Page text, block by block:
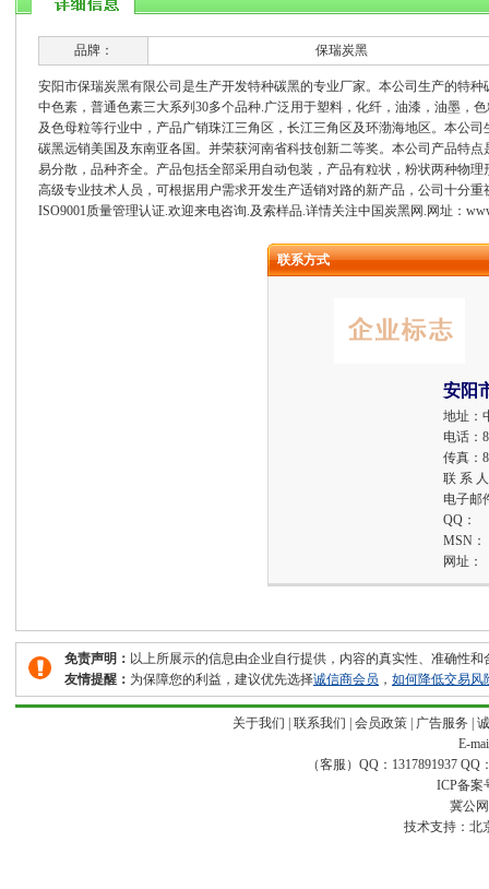
品牌： 保瑞炭黑
安阳市保瑞炭黑有限公司是生产开发特种碳黑的专业厂家。本公司生产的特种
中色素，普通色素三大系列30多个品种.广泛用于塑料，化纤，油漆，油墨，
及色母粒等行业中，产品广销珠江三角区，长江三角区及环渤海地区。本公司
碳黑远销美国及东南亚各国。并荣获河南省科技创新二等奖。本公司产品特点
易分散，品种齐全。产品包括全部采用自动包装，产品有粒状，粉状两种物理
高级专业技术人员，可根据用户需求开发生产适销对路的新产品，公司十分重
ISO9001质量管理认证.欢迎来电咨询.及索样品.详情关注中国炭黑网.网址：
联系方式
安阳
地址：
电话：
传真：
联 系
电子邮
QQ：
MSN：
网址：
免责声明： 以上所展示的信息由企业自行提供，内容的真实性、准确性
友情提醒： 为保障您的利益，建议优先选择诚信商会员 ， 如何降低交易风
关于我们 联系我们 会员政策| 广告服务
E-
（客服）QQ：1317891937 QQ
ICP备案
冀公
技术支持： 北